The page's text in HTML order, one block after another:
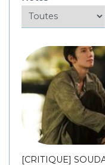
[CRITIQUE]